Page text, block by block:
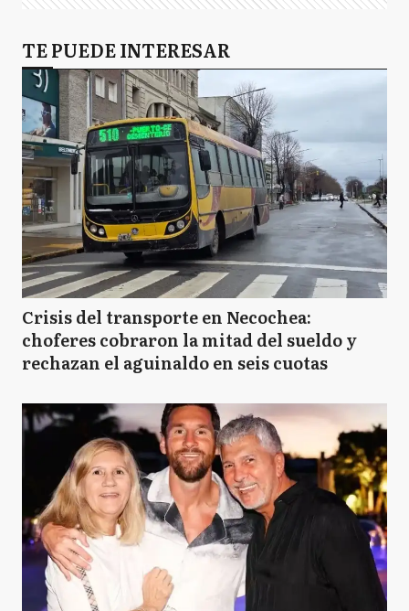
TE PUEDE INTERESAR
Crisis del transporte en Necochea:
choferes cobraron la mitad del sueldo y
rechazan el aguinaldo en seis cuotas